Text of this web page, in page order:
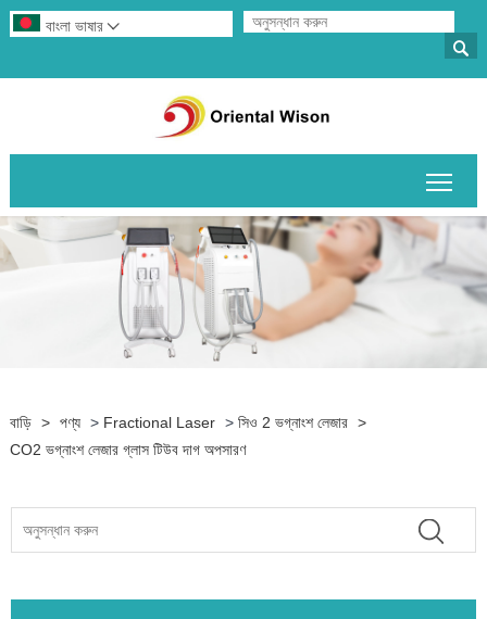

বাংলা ভাষার 
বাড়ি > পণ্য > Fractional Laser > সিও 2 ভগ্নাংশ লেজার >
CO2 ভগ্নাংশ লেজার গ্লাস টিউব দাগ অপসারণ